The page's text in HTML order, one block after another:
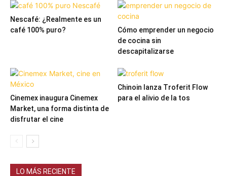
Nescafé: ¿Realmente es un
café 100% puro?
Cómo emprender un negocio
de cocina sin
descapitalizarse
Cinemex inaugura Cinemex
Market, una forma distinta de
disfrutar el cine
Chinoin lanza Troferit Flow
para el alivio de la tos
LO MÁS RECIENTE